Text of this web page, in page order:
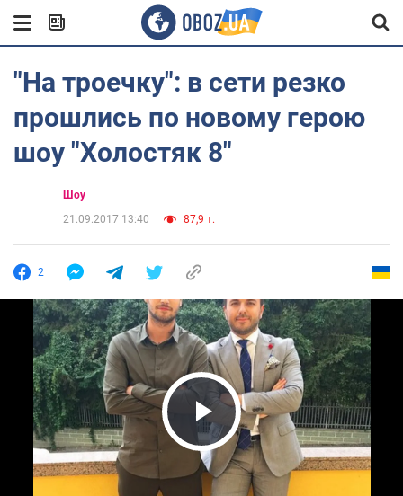
"На троечку": в сети резко
прошлись по новому герою
шоу "Холостяк 8"
Шоу
21.09.2017 13:40
87,9 т.
2
Play Video